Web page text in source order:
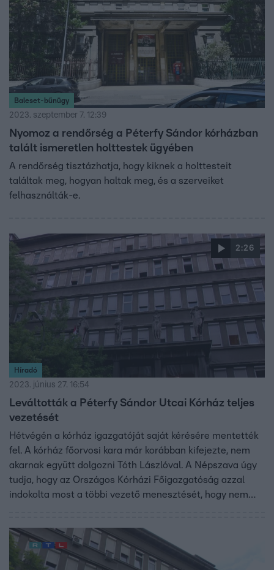
Baleset-bűnügy
2023. szeptember 7. 12:39
Nyomoz a rendőrség a Péterfy Sándor kórházban
talált ismeretlen holttestek ügyében
A rendőrség tisztázhatja, hogy kiknek a holttesteit
találtak meg, hogyan haltak meg, és a szerveiket
felhasználták-e.
2:26
Híradó
2023. június 27. 16:54
Leváltották a Péterfy Sándor Utcai Kórház teljes
vezetését
Hétvégén a kórház igazgatóját saját kérésére mentették
fel. A kórház főorvosi kara már korábban kifejezte, nem
akarnak együtt dolgozni Tóth Lászlóval. A Népszava úgy
tudja, hogy az Országos Kórházi Főigazgatóság azzal
indokolta most a többi vezető menesztését, hogy nem
kérdéseinkre.